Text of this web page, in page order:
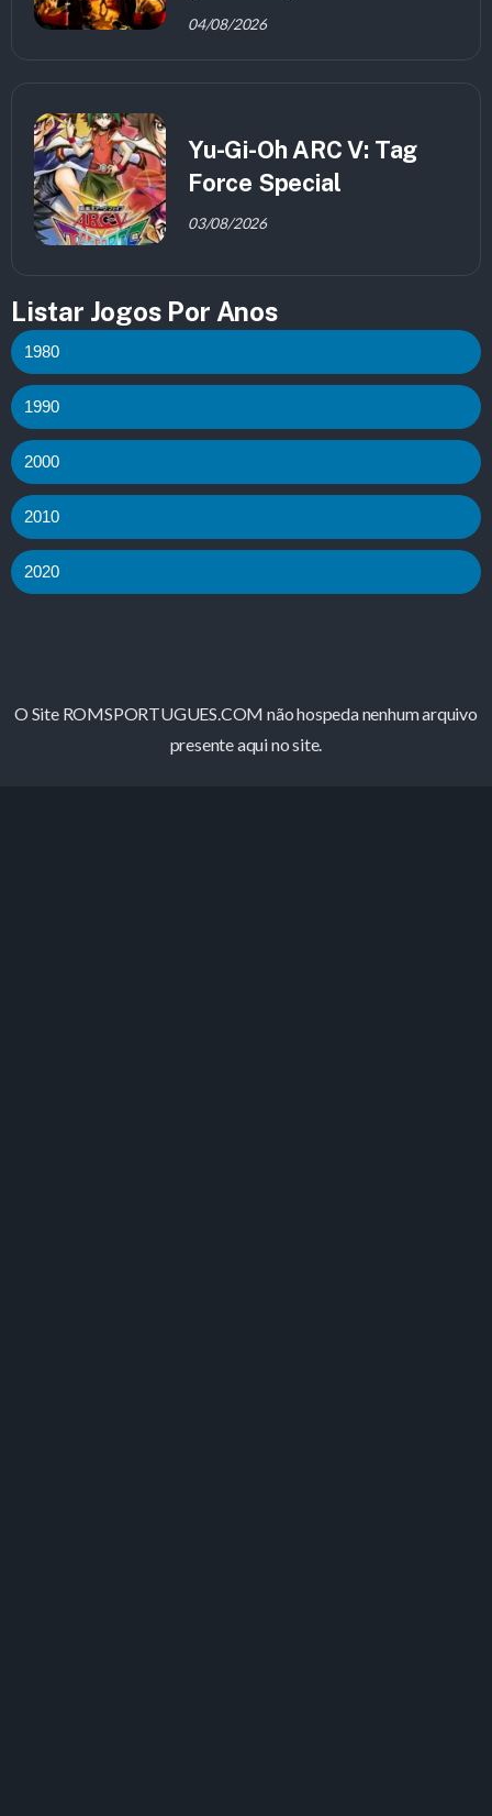
04/08/2026
Yu-Gi-Oh ARC V: Tag
Force Special
03/08/2026
Listar Jogos Por Anos
1980
1990
2000
2010
2020
O Site ROMSPORTUGUES.COM não hospeda nenhum arquivo
presente aqui no site.